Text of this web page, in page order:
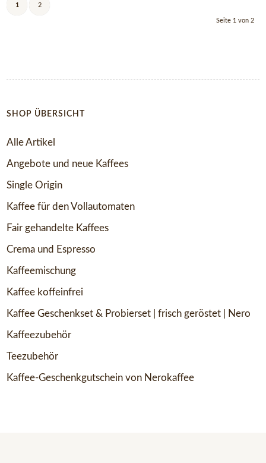
Seite 1 von 2
1 2
SHOP ÜBERSICHT
Alle Artikel
Angebote und neue Kaffees
Single Origin
Kaffee für den Vollautomaten
Fair gehandelte Kaffees
Crema und Espresso
Kaffeemischung
Kaffee koffeinfrei
Kaffee Geschenkset & Probierset | frisch geröstet | Nero
Kaffeezubehör
Teezubehör
Kaffee-Geschenkgutschein von Nerokaffee